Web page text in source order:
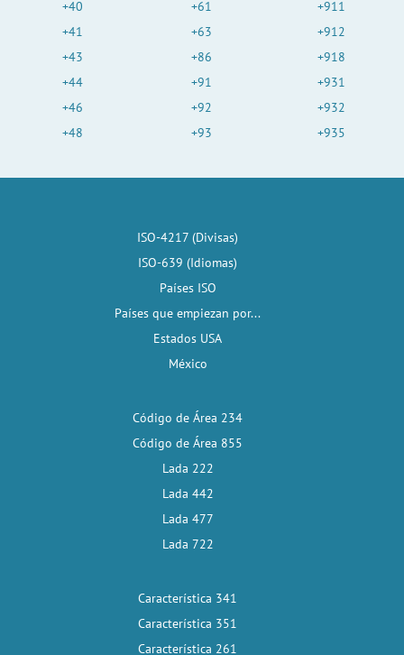
+40
+41
+43
+44
+46
+48
+61
+63
+86
+91
+92
+93
+911
+912
+918
+931
+932
+935
ISO-4217 (Divisas)
ISO-639 (Idiomas)
Países ISO
Países que empiezan por...
Estados USA
México
Código de Área 234
Código de Área 855
Lada 222
Lada 442
Lada 477
Lada 722
Característica 341
Característica 351
Característica 261